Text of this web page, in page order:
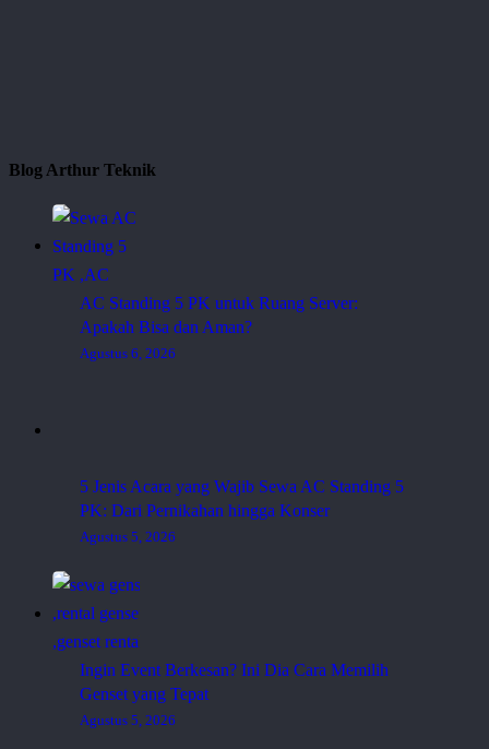
Blog Arthur Teknik
AC Standing 5 PK untuk Ruang Server:
Apakah Bisa dan Aman?
Agustus 6, 2026
5 Jenis Acara yang Wajib Sewa AC Standing 5
PK: Dari Pernikahan hingga Konser
Agustus 5, 2026
Ingin Event Berkesan? Ini Dia Cara Memilih
Genset yang Tepat
Agustus 5, 2026